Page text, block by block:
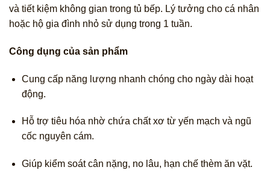
và tiết kiệm không gian trong tủ bếp. Lý tưởng cho cá nhân
hoặc hộ gia đình nhỏ sử dụng trong 1 tuần.
Công dụng của sản phẩm
Cung cấp năng lượng nhanh chóng cho ngày dài hoạt
động.
Hỗ trợ tiêu hóa nhờ chứa chất xơ từ yến mạch và ngũ
cốc nguyên cám.
Giúp kiểm soát cân nặng, no lâu, hạn chế thèm ăn vặt.